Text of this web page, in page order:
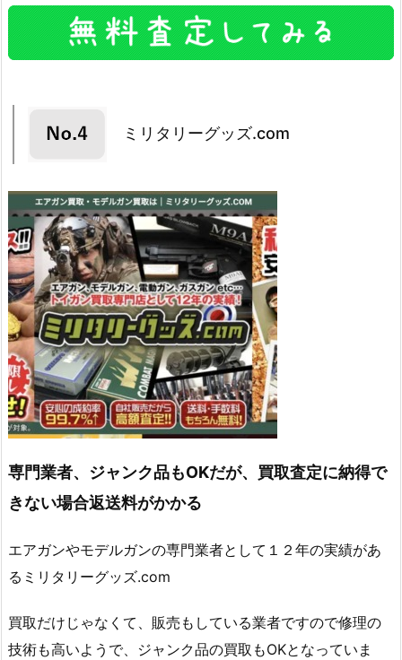
ミリタリーグッズ.com
専門業者、ジャンク品もOKだが、買取査定に納得で
きない場合返送料がかかる
エアガンやモデルガンの専門業者として１２年の実績があ
るミリタリーグッズ.com
買取だけじゃなくて、販売もしている業者ですので修理の
技術も高いようで、ジャンク品の買取もOKとなっていま